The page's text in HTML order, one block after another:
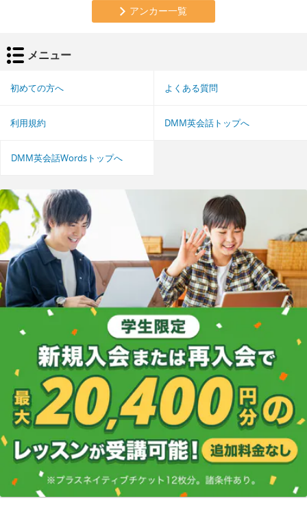
アンカー一覧
メニュー
初めての方へ よくある質問
利用規約 DMM英会話トップへ
DMM英会話Wordsトップへ